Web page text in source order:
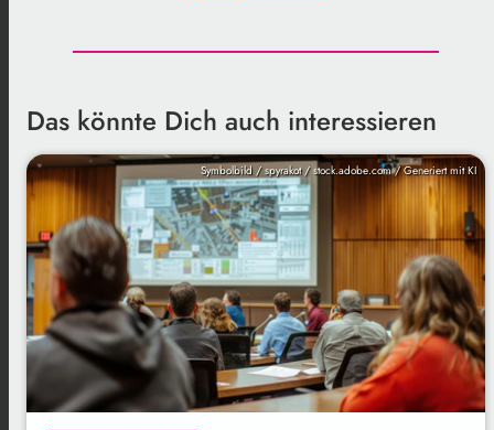
Das könnte Dich auch interessieren
Symbolbild / spyrakot / stock.adobe.com / Generiert mit KI